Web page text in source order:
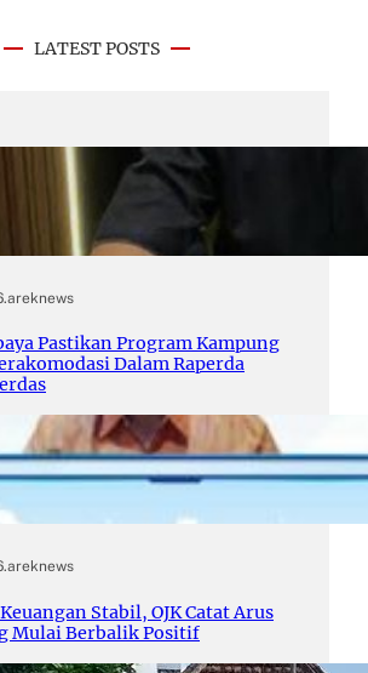
LATEST POSTS
.areknews
Pastikan Program Kampung
Dalam Raperda
.areknews
Stabil, OJK Catat Arus
Mulai Berbalik Positif